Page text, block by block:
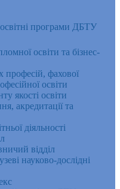
освітні програми ДБТУ
освіти та бізнес-
професій, фахової
освіти
якості освіти
акредитації та
діяльності
відділ
науково-дослідні